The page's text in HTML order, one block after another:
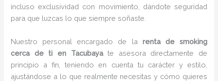
incluso exclusividad con movimiento, dándote seguridad
para que luzcas lo que siempre soñaste.
Nuestro personal encargado de la renta de smoking
cerca de ti en Tacubayate asesora directamente de
principio a fin, teniendo en cuenta tu carácter y estilo,
ajustándose a lo que realmente necesitas y cómo quieres